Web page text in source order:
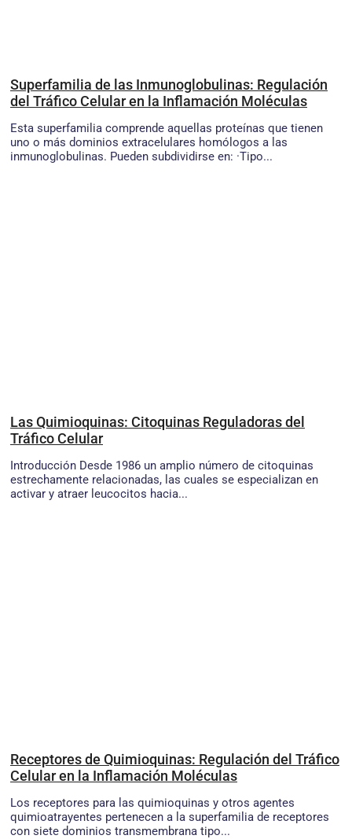
Superfamilia de las Inmunoglobulinas: Regulación
del Tráfico Celular en la Inflamación Moléculas
Esta superfamilia comprende aquellas proteínas que tienen
uno o más dominios extracelulares homólogos a las
inmunoglobulinas. Pueden subdividirse en: ·Tipo...
Las Quimioquinas: Citoquinas Reguladoras del
Tráfico Celular
Introducción Desde 1986 un amplio número de citoquinas
estrechamente relacionadas, las cuales se especializan en
activar y atraer leucocitos hacia...
Receptores de Quimioquinas: Regulación del Tráfico
Celular en la Inflamación Moléculas
Los receptores para las quimioquinas y otros agentes
quimioatrayentes pertenecen a la superfamilia de receptores
con siete dominios transmembrana tipo...